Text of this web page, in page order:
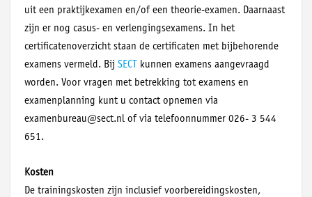
uit een praktijkexamen en/of een theorie-examen. Daarnaast
zijn er nog casus- en verlengingsexamens. In het
certificatenoverzicht staan de certificaten met bijbehorende
examens vermeld. Bij SECT kunnen examens aangevraagd
worden. Voor vragen met betrekking tot examens en
examenplanning kunt u contact opnemen via
examenbureau@sect.nl of via telefoonnummer 026- 3 544
651.
Kosten
De trainingskosten zijn inclusief voorbereidingskosten,